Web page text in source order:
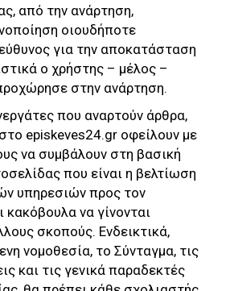
από την ανάρτηση,
οιουδήποτε
για την αποκατάσταση
ο χρήστης – μέλος –
στην ανάρτηση.
που αναρτούν άρθρα,
episkeves24.gr οφείλουν με
να συμβάλουν στη βασική
που είναι η βελτίωση
υπηρεσιών προς τον
κακόβουλα να γίνονται
σκοπούς. Ενδεικτικά,
νομοθεσία, το Σύνταγμα, τις
και τις γενικά παραδεκτές